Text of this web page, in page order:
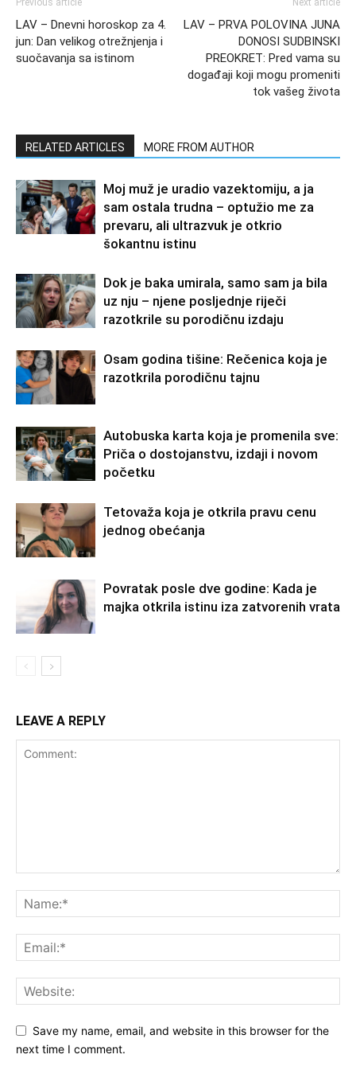
LAV – Dnevni horoskop za 4.
jun: Dan velikog otrežnjenja i
suočavanja sa istinom
LAV – PRVA POLOVINA JUNA
DONOSI SUDBINSKI
PREOKRET: Pred vama su
događaji koji mogu promeniti
tok vašeg života
RELATED ARTICLES MORE FROM AUTHOR
Moj muž je uradio vazektomiju, a ja
sam ostala trudna – optužio me za
prevaru, ali ultrazvuk je otkrio
šokantnu istinu
Dok je baka umirala, samo sam ja bila
uz nju – njene posljednje riječi
razotkrile su porodičnu izdaju
Osam godina tišine: Rečenica koja je
razotkrila porodičnu tajnu
Autobuska karta koja je promenila sve:
Priča o dostojanstvu, izdaji i novom
početku
Tetovaža koja je otkrila pravu cenu
jednog obećanja
Povratak posle dve godine: Kada je
majka otkrila istinu iza zatvorenih vrata
LEAVE A REPLY
Save my name, email, and website in this browser for the
next time I comment.